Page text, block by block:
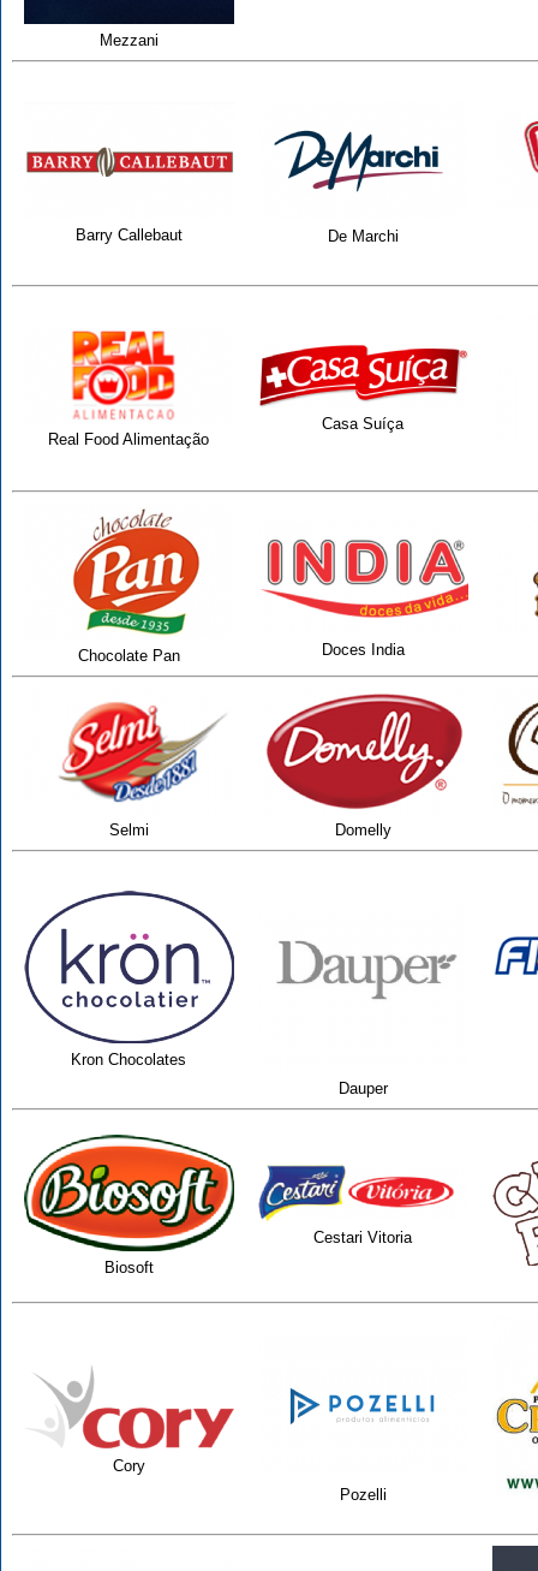
Mezzani
Barry Callebaut De Marchi
Real Food Alimentação
Casa Suíça
Chocolate Pan Doces India
Selmi Domelly
Kron Chocolates
Dauper
Biosoft
Cestari Vitoria
Cory
Pozelli